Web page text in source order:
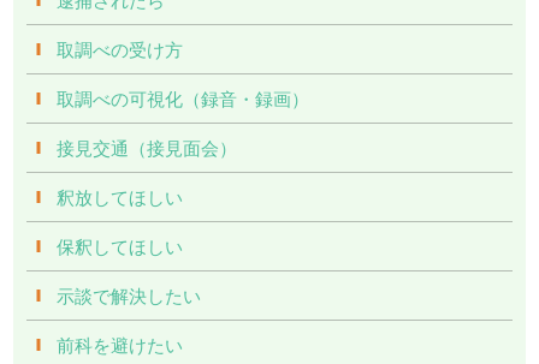
取調べの受け方
取調べの可視化（録音・録画）
接見交通（接見面会）
釈放してほしい
保釈してほしい
示談で解決したい
前科を避けたい